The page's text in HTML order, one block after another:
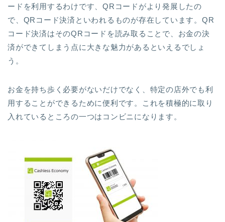
ードを利用するわけです、QRコードがより発展したの
で、QRコード決済といわれるものが存在しています。QR
コード決済はそのQRコードを読み取ることで、お金の決
済ができてしまう点に大きな魅力があるといえるでしょ
う。
お金を持ち歩く必要がないだけでなく、特定の店外でも利
用することができるために便利です。これを積極的に取り
入れているところの一つはコンビニになります。